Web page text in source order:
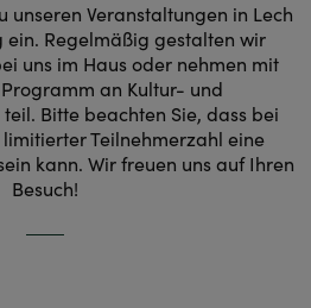
unseren Veranstaltungen in Lech
ein. Regelmäßig gestalten wir
uns im Haus oder nehmen mit
an Kultur- und
Bitte beachten Sie, dass bei
Teilnehmerzahl eine
kann. Wir freuen uns auf Ihren
Besuch!